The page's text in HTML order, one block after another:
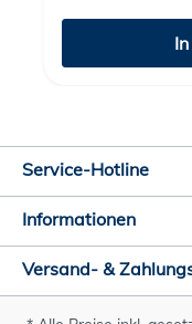
handhaben mit
kgEinfach auf
das
Service-Hotline
Informationen
Versand- &